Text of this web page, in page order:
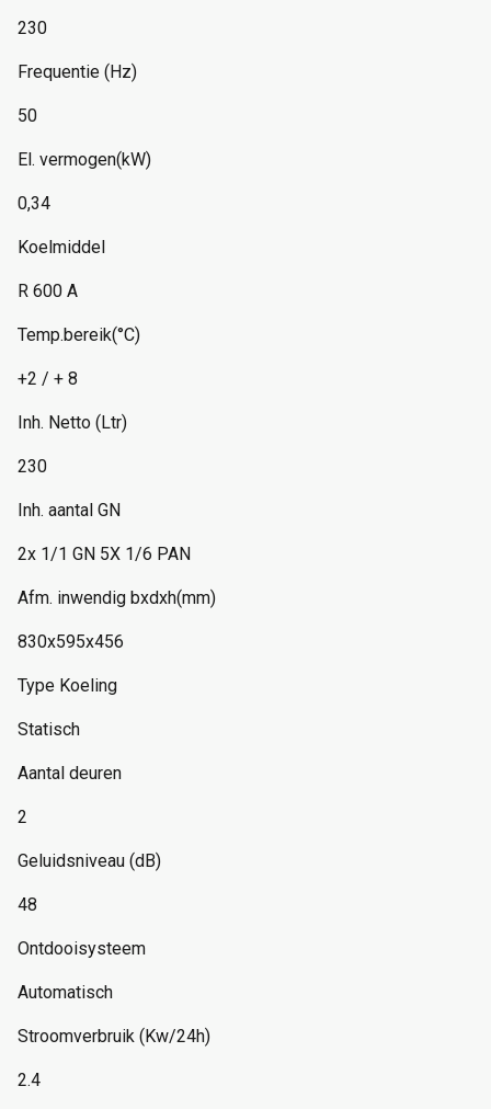
230
Frequentie (Hz)
50
El. vermogen(kW)
0,34
Koelmiddel
R 600 A
Temp.bereik(°C)
+2 / + 8
Inh. Netto (Ltr)
230
Inh. aantal GN
2x 1/1 GN 5X 1/6 PAN
Afm. inwendig bxdxh(mm)
830x595x456
Type Koeling
Statisch
Aantal deuren
2
Geluidsniveau (dB)
48
Ontdooisysteem
Automatisch
Stroomverbruik (Kw/24h)
2.4